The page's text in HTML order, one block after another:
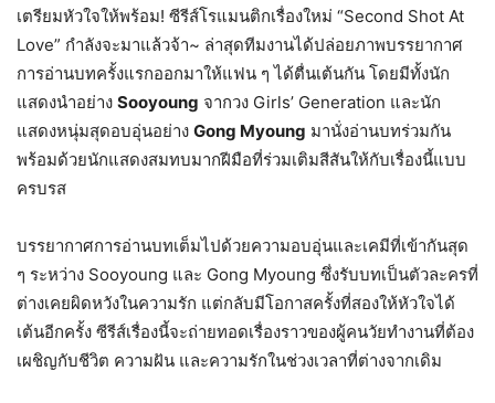
เตรียมหัวใจให้พร้อม! ซีรีส์โรแมนติกเรื่องใหม่ “Second Shot At
Love” กำลังจะมาแล้วจ้า~ ล่าสุดทีมงานได้ปล่อยภาพบรรยากาศ
การอ่านบทครั้งแรกออกมาให้แฟน ๆ ได้ตื่นเต้นกัน โดยมีทั้งนัก
แสดงนำอย่าง Sooyoung จากวง Girls’ Generation และนัก
แสดงหนุ่มสุดอบอุ่นอย่าง Gong Myoung มานั่งอ่านบทร่วมกัน
พร้อมด้วยนักแสดงสมทบมากฝีมือที่ร่วมเติมสีสันให้กับเรื่องนี้แบบ
ครบรส
บรรยากาศการอ่านบทเต็มไปด้วยความอบอุ่นและเคมีที่เข้ากันสุด
ๆ ระหว่าง Sooyoung และ Gong Myoung ซึ่งรับบทเป็นตัวละครที่
ต่างเคยผิดหวังในความรัก แต่กลับมีโอกาสครั้งที่สองให้หัวใจได้
เต้นอีกครั้ง ซีรีส์เรื่องนี้จะถ่ายทอดเรื่องราวของผู้คนวัยทำงานที่ต้อง
เผชิญกับชีวิต ความฝัน และความรักในช่วงเวลาที่ต่างจากเดิม